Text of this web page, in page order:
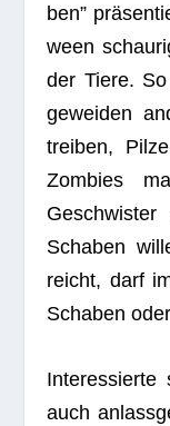
ben”
ween
der Tiere.
ge­wei­den
trei­ben,
Zom­bies
Scha­ben
reicht, darf
Scha­ben
auch